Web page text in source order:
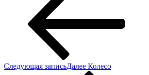
Следующая записьДалее Колесо